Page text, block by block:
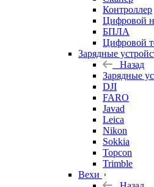
Контроллер
Цифровой
БПЛА
Цифровой
Зарядные
Назад
Зарядные
DJI
FARO
Javad
Leica
Nikon
Sokkia
Topcon
Trimble
Вехи